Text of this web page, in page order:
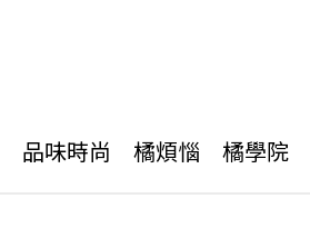
品味時尚 橘煩惱 橘學院